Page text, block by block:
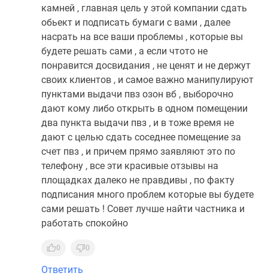
камней , главная цель у этой компании сдать
обьект и подписать бумаги с вами , далее
насрать на все ваши проблемы , которые вы
будете решать сами , а если чтото не
понравится досвидания , не ценят и не держут
своих клиентов , и самое важно манипулируют
пунктами выдачи пвз озон вб , выборочно
дают кому либо открыть в одном помещении
два пункта выдачи пвз , и в тоже время не
дают с целью сдать соседнее помещение за
счет пвз , и причем прямо заявляют это по
телефону , все эти красивые отзывы на
площадках далеко не правдивы , по факту
подписания много проблем которые вы будете
сами решать ! Совет лучше найти частника и
работать спокойно
0 0
Ответить